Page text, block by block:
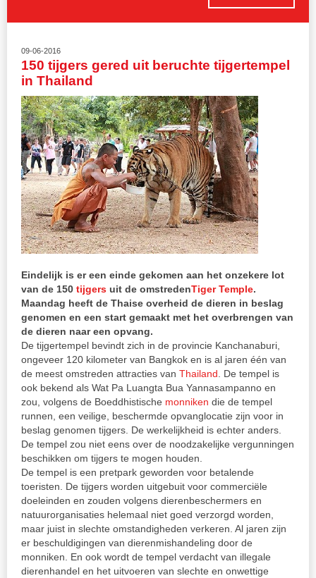
09-06-2016
150 tijgers gered uit beruchte tijgertempel
in Thailand
Eindelijk is er een einde gekomen aan het onzekere lot
van de 150 tijgers uit de omstredenTiger Temple.
Maandag heeft de Thaise overheid de dieren in beslag
genomen en een start gemaakt met het overbrengen van
de dieren naar een opvang.
De tijgertempel bevindt zich in de provincie Kanchanaburi,
ongeveer 120 kilometer van Bangkok en is al jaren één van
de meest omstreden attracties van Thailand . De tempel is
ook bekend als Wat Pa Luangta Bua Yannasampanno en
zou, volgens de Boeddhistische monniken die de tempel
runnen, een veilige, beschermde opvanglocatie zijn voor in
beslag genomen tijgers. De werkelijkheid is echter anders.
De tempel zou niet eens over de noodzakelijke vergunningen
beschikken om tijgers te mogen houden.
De tempel is een pretpark geworden voor betalende
toeristen. De tijgers worden uitgebuit voor commerciële
doeleinden en zouden volgens dierenbeschermers en
natuurorganisaties helemaal niet goed verzorgd worden,
maar juist in slechte omstandigheden verkeren. Al jaren zijn
er beschuldigingen van dierenmishandeling door de
monniken. En ook wordt de tempel verdacht van illegale
dierenhandel en het uitvoeren van slechte en onwettige